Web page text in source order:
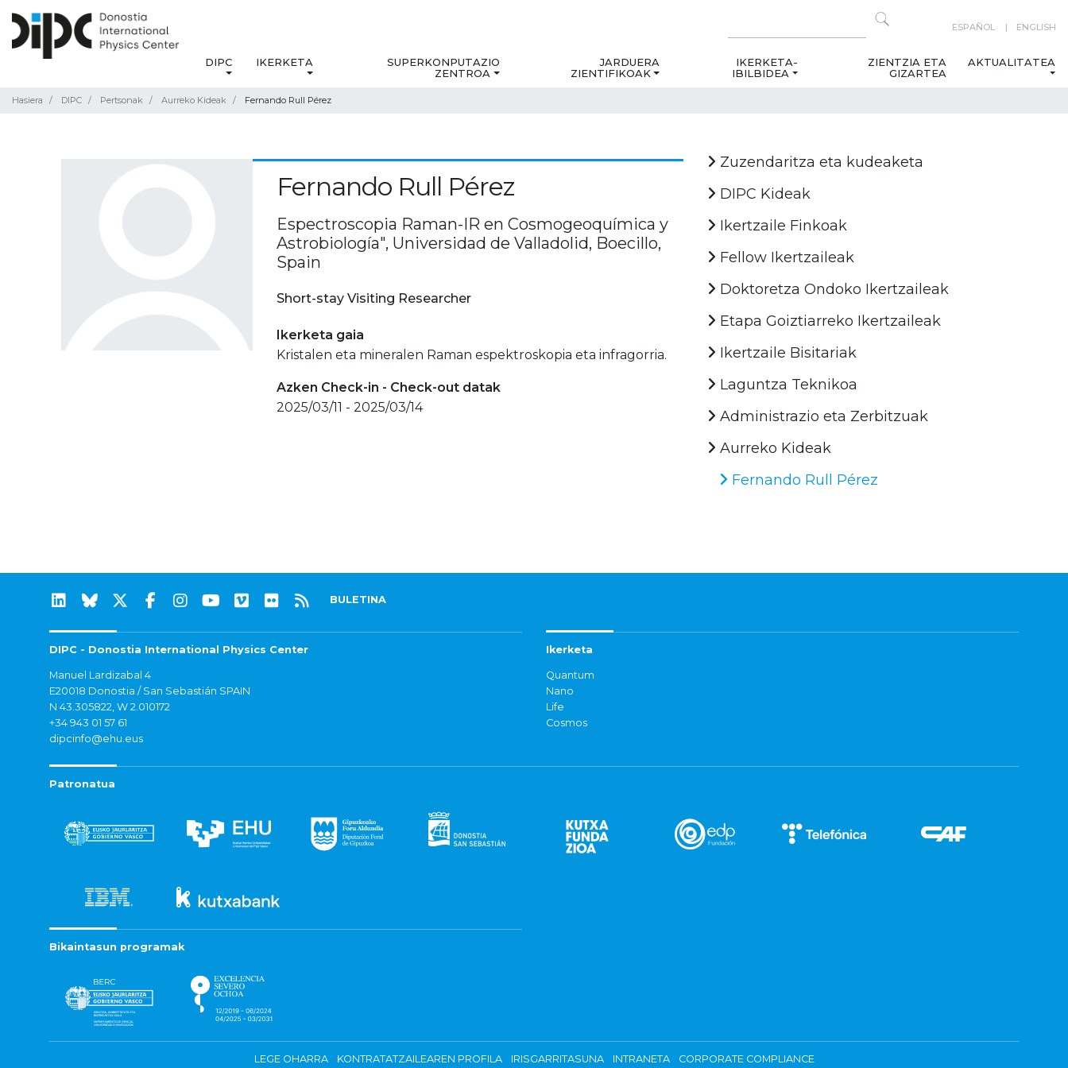
ESPAÑOL ENGLISH
DIPC IKERKETA
SUPERKONPUTAZIO
ZENTROA
JARDUERA
ZIENTIFIKOAK
IKERKETA-
IBILBIDEA
ZIENTZIA ETA
GIZARTEA
AKTUALITATEA
Hasiera DIPC Pertsonak Aurreko Kideak Fernando Rull Pérez
Fernando Rull Pérez
Espectroscopia Raman-IR en Cosmogeoquímica y
Astrobiología", Universidad de Valladolid, Boecillo,
Spain
Short-stay Visiting Researcher
Ikerketa gaia
Kristalen eta mineralen Raman espektroskopia eta infragorria.
Azken Check-in - Check-out datak
2025/03/11 - 2025/03/14
Zuzendaritza eta kudeaketa
DIPC Kideak
Ikertzaile Finkoak
Fellow Ikertzaileak
Doktoretza Ondoko Ikertzaileak
Etapa Goiztiarreko Ikertzaileak
Ikertzaile Bisitariak
Laguntza Teknikoa
Administrazio eta Zerbitzuak
Aurreko Kideak
Fernando Rull Pérez
BULETINA
DIPC - Donostia International Physics Center
Manuel Lardizabal 4
E20018 Donostia / San Sebastián SPAIN
N 43.305822, W 2.010172
+34 943 01 57 61
dipcinfo@ehu.eus
Ikerketa
Quantum
Nano
Life
Cosmos
Patronatua
Bikaintasun programak
LEGE OHARRA KONTRATATZAILEAREN PROFILA IRISGARRITASUNA INTRANETA CORPORATE COMPLIANCE